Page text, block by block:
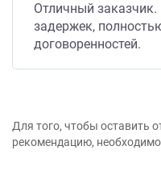
Отличный
задержек,
договоренностей.
Для того, чтобы оставить
рекомендацию,